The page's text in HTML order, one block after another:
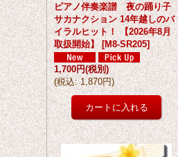
ピアノ伴奏楽譜 夜の踊り子
サカナクション 14年越しのバ
イラルヒット！ 【2026年8月
取扱開始】 [M8-SR205]
1,700円(税別)
(税込: 1,870円)